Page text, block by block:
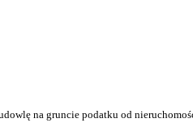
na gruncie podatku od